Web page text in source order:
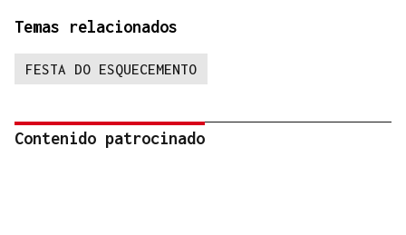
Temas relacionados
FESTA DO ESQUECEMENTO
Contenido patrocinado